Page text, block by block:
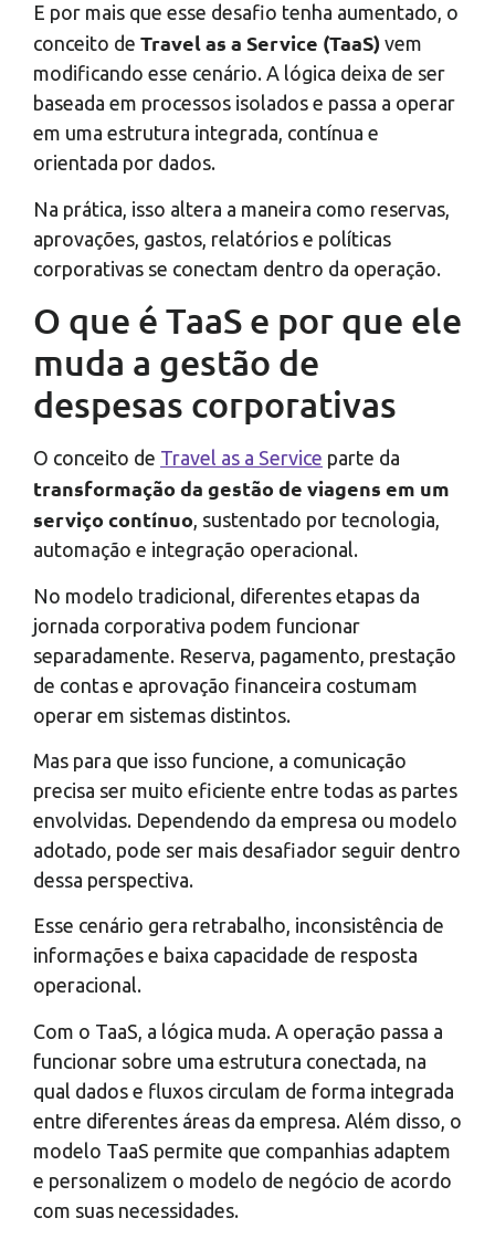
E por mais que esse desafio tenha aumentado, o
conceito de Travel as a Service (TaaS) vem
modificando esse cenário. A lógica deixa de ser
baseada em processos isolados e passa a operar
em uma estrutura integrada, contínua e
orientada por dados.
Na prática, isso altera a maneira como reservas,
aprovações, gastos, relatórios e políticas
corporativas se conectam dentro da operação.
O que é TaaS e por que ele
muda a gestão de
despesas corporativas
O conceito de Travel as a Service parte da
transformação da gestão de viagens em um
serviço contínuo, sustentado por tecnologia,
automação e integração operacional.
No modelo tradicional, diferentes etapas da
jornada corporativa podem funcionar
separadamente. Reserva, pagamento, prestação
de contas e aprovação financeira costumam
operar em sistemas distintos.
Mas para que isso funcione, a comunicação
precisa ser muito eficiente entre todas as partes
envolvidas. Dependendo da empresa ou modelo
adotado, pode ser mais desafiador seguir dentro
dessa perspectiva.
Esse cenário gera retrabalho, inconsistência de
informações e baixa capacidade de resposta
operacional.
Com o TaaS, a lógica muda. A operação passa a
funcionar sobre uma estrutura conectada, na
qual dados e fluxos circulam de forma integrada
entre diferentes áreas da empresa. Além disso, o
modelo TaaS permite que companhias adaptem
e personalizem o modelo de negócio de acordo
com suas necessidades.